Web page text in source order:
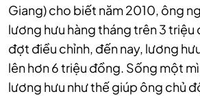
Giang) cho biết năm 2010, ông
lương hưu hàng tháng trên 3 triệu
đợt điều chỉnh, đến nay, lương
lên hơn 6 triệu đồng. Sống một
lương hưu như thế giúp ông chủ